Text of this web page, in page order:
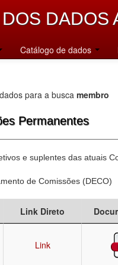
DADOS
Catálogo de dados
para a busca membro
Permanentes
e suplentes das atuais
de Comissões (DECO)
Link Direto
Link